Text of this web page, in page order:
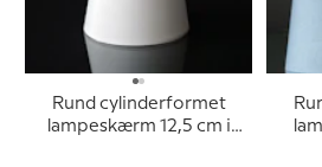
Rund cylinderformet
lampeskærm 12,5 cm i